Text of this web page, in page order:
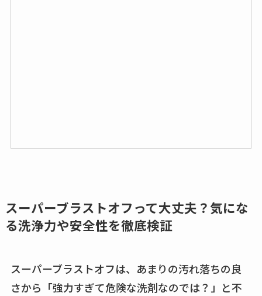
スーパーブラストオフって大丈夫？気にな
る洗浄力や安全性を徹底検証
スーパーブラストオフは、あまりの汚れ落ちの良
さから「強力すぎて危険な洗剤なのでは？」と不